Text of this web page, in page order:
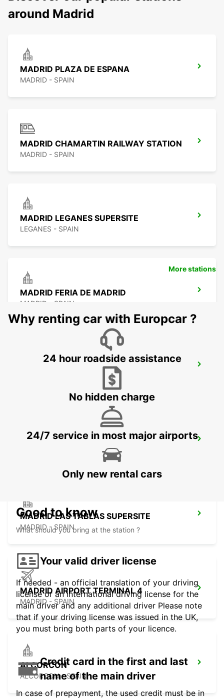
around Madrid
MADRID PLAZA DE ESPANA
MADRID - SPAIN
MADRID CHAMARTIN RAILWAY STATION
MADRID - SPAIN
MADRID LEGANES SUPERSITE
LEGANES - SPAIN
MADRID FERIA DE MADRID
MADRID - SPAIN
POZUELO DE ALARCON - SPAIN
MADRID AIRPORT TERMINAL 1
MADRID LAS TABLAS SUPERSITE
MADRID - SPAIN
MADRID AIRPORT TERMINAL 4
MADRID - SPAIN
ALCORCON
ALCORCON - SPAIN
More stations
Why renting car with Europcar ?
24 hour roadside assistance
No hidden charge
24/7 service in most major airports
Only new rental cars
Good to know
What should you bring at the station ?
Your valid driver license
If needed - an official translation of your driving
license or an international driving license for the
main driver and any additional driver Please note
that if your driving license was issued in the UK,
you must bring both parts of your licence.
Credit card in the first and last
name of the main driver
In case of prepayment, the used credit must be in